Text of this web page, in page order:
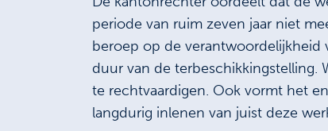
periode van ruim zeven jaar niet
beroep op de verantwoordelijkheid
duur van de terbeschikkingstelling.
te rechtvaardigen. Ook vormt het
langdurig inlenen van juist deze